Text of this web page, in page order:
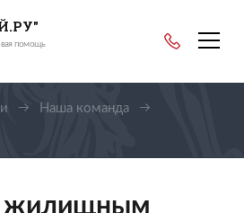
помощь
Наша команда
жилищным